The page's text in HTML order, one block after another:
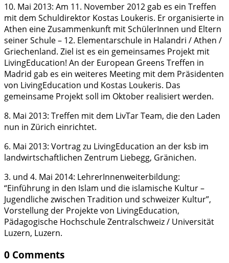
10. Mai 2013: Am 11. November 2012 gab es ein Treffen
mit dem Schuldirektor Kostas Loukeris. Er organisierte in
Athen eine Zusammenkunft mit SchülerInnen und Eltern
seiner Schule – 12. Elementarschule in Halandri / Athen /
Griechenland. Ziel ist es ein gemeinsames Projekt mit
LivingEducation! An der European Greens Treffen in
Madrid gab es ein weiteres Meeting mit dem Präsidenten
von LivingEducation und Kostas Loukeris. Das
gemeinsame Projekt soll im Oktober realisiert werden.
8. Mai 2013: Treffen mit dem LivTar Team, die den Laden
nun in Zürich einrichtet.
6. Mai 2013: Vortrag zu LivingEducation an der ksb im
landwirtschaftlichen Zentrum Liebegg, Gränichen.
3. und 4. Mai 2014: LehrerInnenweiterbildung:
“Einführung in den Islam und die islamische Kultur –
Jugendliche zwischen Tradition und schweizer Kultur”,
Vorstellung der Projekte von LivingEducation,
Pädagogische Hochschule Zentralschweiz / Universität
Luzern, Luzern.
0 Comments